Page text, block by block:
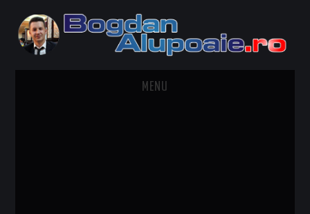
MENU